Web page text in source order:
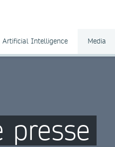
Artificial Intelligence Media
presse